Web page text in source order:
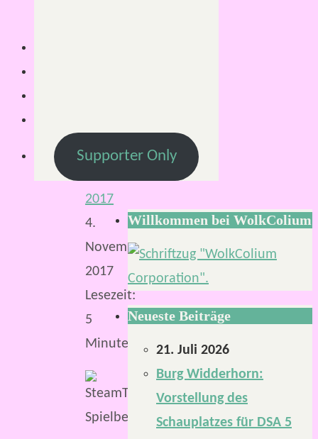
4.
2017
4.
November
2017
Lesezeit:
5
Minuten
Supporter Only
Willkommen bei WolkColium
Neueste Beiträge
21. Juli 2026
Burg Widderhorn:
Vorstellung des
Schauplatzes für DSA 5